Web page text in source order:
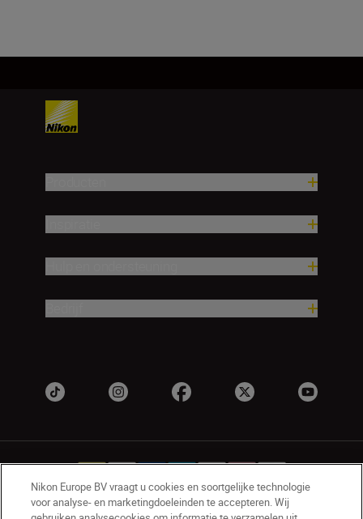
Nikon Europe BV vraagt u cookies en soortgelijke technologie
voor analyse- en marketingdoeleinden te accepteren. Wij